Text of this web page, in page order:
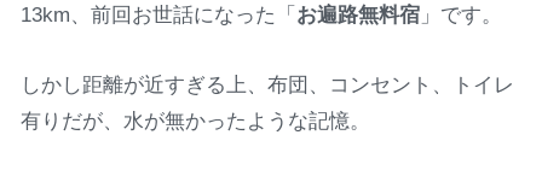
13km、前回お世話になった「 お遍路無料宿 」です。
しかし距離が近すぎる上、布団、コンセント、トイレ
有りだが、水が無かったような記憶。